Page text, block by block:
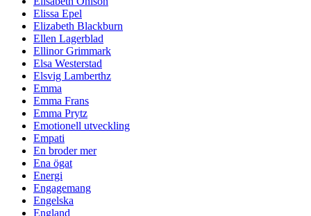
Elissa Epel
Elizabeth Blackburn
Ellen Lagerblad
Ellinor Grimmark
Elsa Westerstad
Elsvig Lamberthz
Emma
Emma Frans
Emma Prytz
Emotionell utveckling
Empati
En broder mer
Ena ögat
Energi
Engagemang
Engelska
England